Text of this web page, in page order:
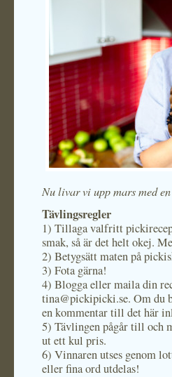
Nu livar vi upp mars med
Tävlingsregler
1) Tillaga valfritt
smak, så är det helt okej.
2) Betygsätt maten på
3) Fota gärna!
4) Blogga eller maila din
tina@pickipicki.se. Om du
en kommentar till det här
5) Tävlingen pågår till och
ut ett kul pris.
6) Vinnaren utses genom
eller fina ord utdelas!